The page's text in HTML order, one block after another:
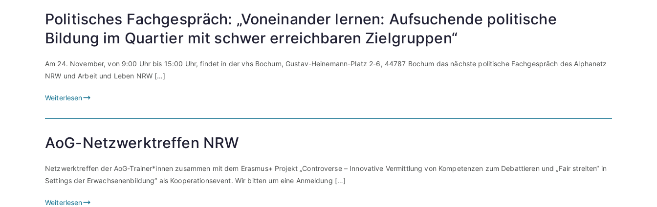
Politisches Fachgespräch: „Voneinander lernen: Aufsuchende politische
Bildung im Quartier mit schwer erreichbaren Zielgruppen“
Am 24. November, von 9:00 Uhr bis 15:00 Uhr, findet in der vhs Bochum, Gustav-Heinemann-Platz 2-6, 44787 Bochum das nächste politische Fachgespräch des Alphanetz
NRW und Arbeit und Leben NRW […]
Weiterlesen
AoG-Netzwerktreffen NRW
Netzwerktreffen der AoG-Trainer*innen zusammen mit dem Erasmus+ Projekt „Controverse – Innovative Vermittlung von Kompetenzen zum Debattieren und „Fair streiten“ in
Settings der Erwachsenenbildung“ als Kooperationsevent. Wir bitten um eine Anmeldung […]
Weiterlesen